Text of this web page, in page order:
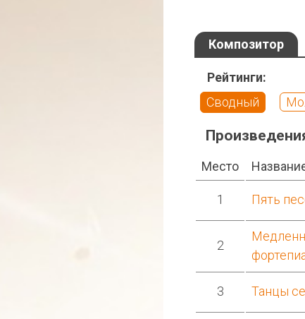
Композитор
Рейтинги:
Сводный
Место
1 Пять
2
3 Танцы